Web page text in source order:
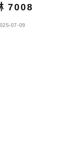
7008
07-09